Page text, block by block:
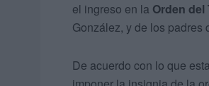
el ingreso en la Orden del
González, y de los
De acuerdo con lo que